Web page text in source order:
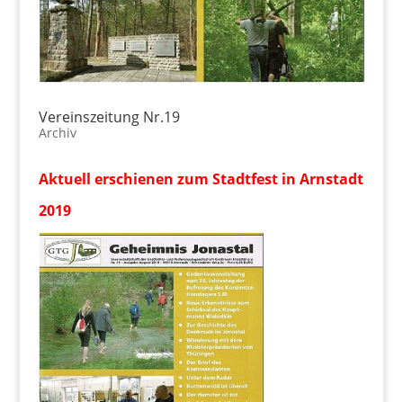
Vereinszeitung Nr.19
Archiv
Aktuell erschienen zum Stadtfest in Arnstadt
2019